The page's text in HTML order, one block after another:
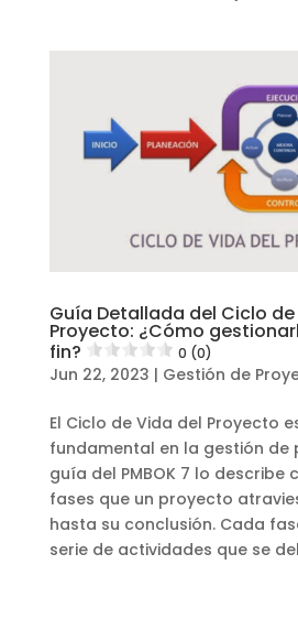
Guía Detallada del Ciclo
Proyecto: ¿Cómo
fin?
0 (0)
Jun 22, 2023 | Gestión de
El Ciclo de Vida del Proyecto
fundamental en la gestión de
guía del PMBOK 7 lo describe
fases que un proyecto
hasta su conclusión. Cada
serie de actividades que se